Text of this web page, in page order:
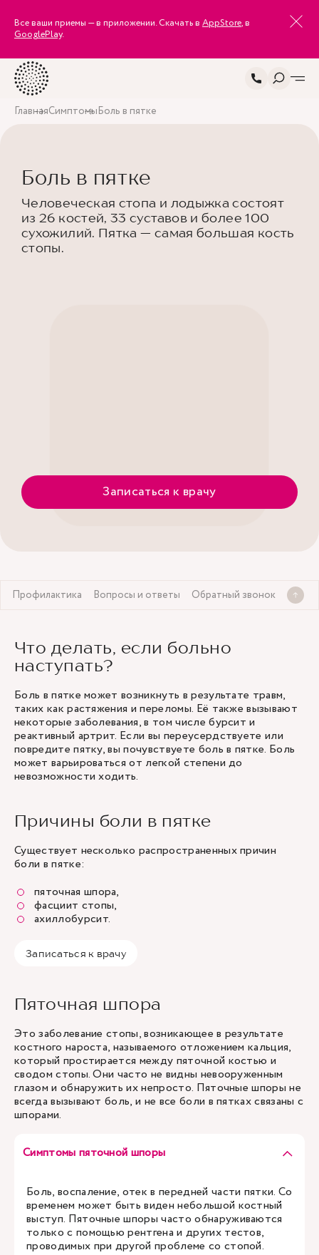
Все ваши приемы — в приложении. Скачать в AppStore, в
GooglePlay.
ГлавнаяСимптомыБоль в пятке
Боль в пятке
Человеческая стопа и лодыжка состоят
из 26 костей, 33 суставов и более 100
сухожилий. Пятка — самая большая кость
стопы.
Записаться к врачу
Профилактика Вопросы и ответы Обратный звонок
Что делать, если больно
наступать?
Боль в пятке может возникнуть в результате травм,
таких как растяжения и переломы. Её также вызывают
некоторые заболевания, в том числе бурсит и
реактивный артрит. Если вы переусердствуете или
повредите пятку, вы почувствуете боль в пятке. Боль
может варьироваться от легкой степени до
невозможности ходить.
Причины боли в пятке
Существует несколько распространенных причин
боли в пятке:
пяточная шпора,
фасциит стопы,
ахиллобурсит.
Записаться к врачу
Пяточная шпора
Это заболевание стопы, возникающее в результате
костного нароста, называемого отложением кальция,
который простирается между пяточной костью и
сводом стопы. Они часто не видны невооруженным
глазом и обнаружить их непросто. Пяточные шпоры не
всегда вызывают боль, и не все боли в пятках связаны с
шпорами.
Симптомы пяточной шпоры
Боль, воспаление, отек в передней части пятки. Со
временем может быть виден небольшой костный
выступ. Пяточные шпоры часто обнаруживаются
только с помощью рентгена и других тестов,
проводимых при другой проблеме со стопой.